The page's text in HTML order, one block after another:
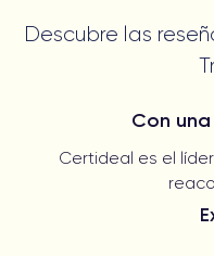
Descubre las
Con
Certideal es el